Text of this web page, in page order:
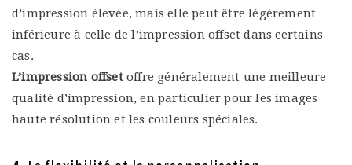
d’impression élevée, mais elle peut être légèrement
inférieure à celle de l’impression offset dans certains
cas.
L’impression offsetoffre généralement une meilleure
qualité d’impression, en particulier pour les images
haute résolution et les couleurs spéciales.